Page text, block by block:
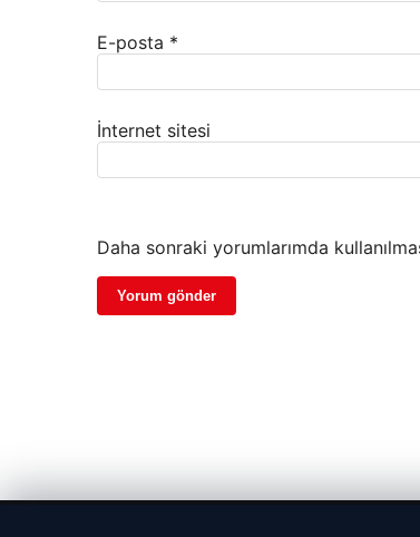
E-posta *
İnternet sitesi
Daha sonraki yorumlarımda